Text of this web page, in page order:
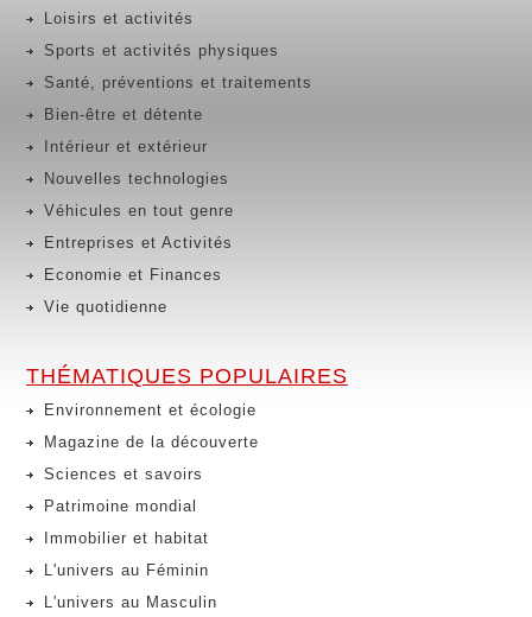
Loisirs et activités
Sports et activités physiques
Santé, préventions et traitements
Bien-être et détente
Intérieur et extérieur
Nouvelles technologies
Véhicules en tout genre
Entreprises et Activités
Economie et Finances
Vie quotidienne
THÉMATIQUES POPULAIRES
Environnement et écologie
Magazine de la découverte
Sciences et savoirs
Patrimoine mondial
Immobilier et habitat
L'univers au Féminin
L'univers au Masculin